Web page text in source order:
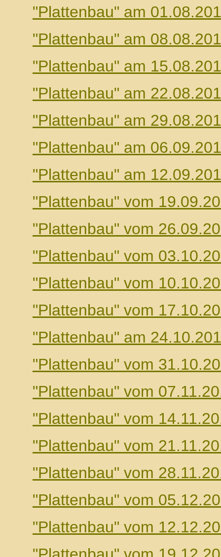
"Plattenbau" am
"Plattenbau" am
"Plattenbau" am
"Plattenbau" am
"Plattenbau" am
"Plattenbau" am
"Plattenbau" am
"Plattenbau" vom
"Plattenbau" vom
"Plattenbau" vom
"Plattenbau" vom
"Plattenbau" vom
"Plattenbau" am
"Plattenbau" vom
"Plattenbau" vom
"Plattenbau" vom
"Plattenbau" vom
"Plattenbau" vom
"Plattenbau" vom
"Plattenbau" vom